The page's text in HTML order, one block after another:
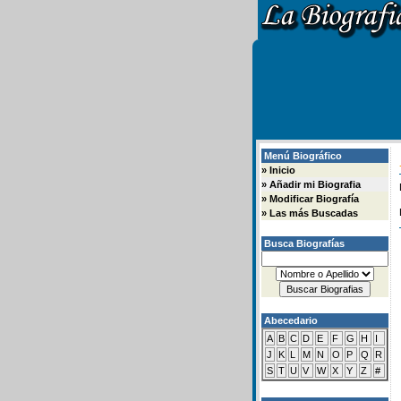
Menú Biográfico
» Inicio
» Añadir mi Biografia
» Modificar Biografía
» Las más Buscadas
Busca Biografías
Abecedario
A B C D E F G H
I
J
K L M N O P Q
R
S T U V W X Y Z #